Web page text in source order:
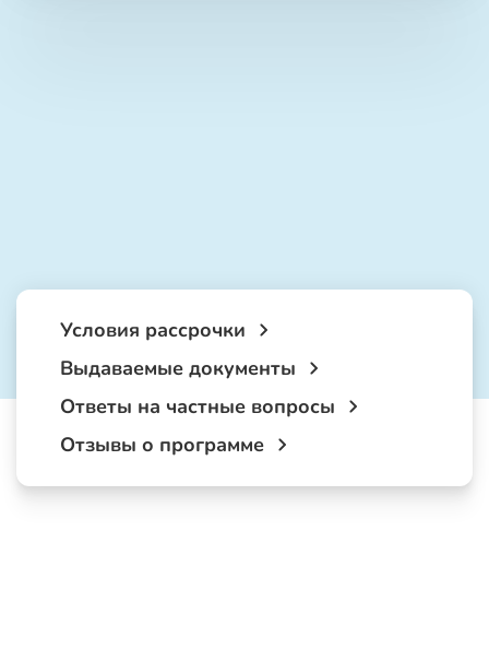
Условия рассрочки
Выдаваемые документы
Ответы на частные вопросы
Отзывы о программе